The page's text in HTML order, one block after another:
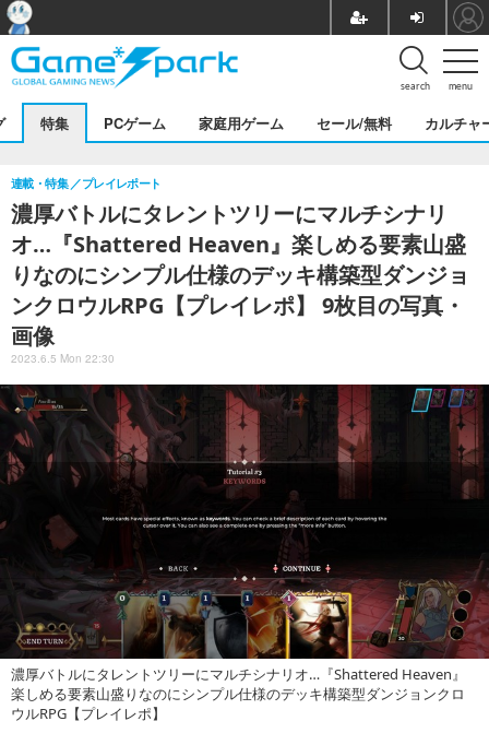
menu
search
特集 PCゲーム 家庭用ゲーム セール/無料 カルチャ
濃厚バトルにタレントツリーにマルチシナリ
オ…『Shattered Heaven』楽しめる要素山盛
りなのにシンプル仕様のデッキ構築型ダンジョ
ンクロウルRPG【プレイレポ】 9枚目の写真・
画像
連載・特集 プレイレポート
2023.6.5 Mon 22:30
濃厚バトルにタレントツリーにマルチシナリオ…『Shattered Heaven』
楽しめる要素山盛りなのにシンプル仕様のデッキ構築型ダンジョンクロ
ウルRPG【プレイレポ】